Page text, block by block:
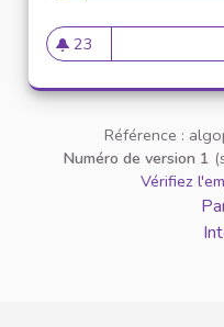
23
23 abonnés
Référence :
Numéro de version 1
Vérifiez